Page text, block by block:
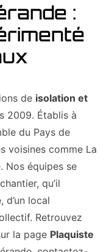
:
de isolation et
2009. Établis à
du Pays de
voisines comme La
Nos équipes se
qu’il
d’un local
Retrouvez
la page Plaquiste